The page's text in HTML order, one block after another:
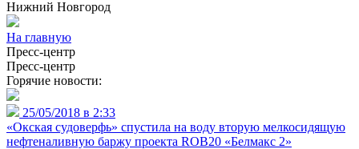
Нижний Новгород
На главную
Пресс-центр
Пресс-центр
Горячие новости:
25/05/2018 в 2:33
«Окская судоверфь» спустила на воду вторую мелкосидящую
нефтеналивную баржу проекта ROB20 «Белмакс 2»